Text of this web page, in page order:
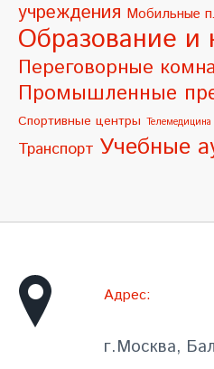
учреждения Мобильные
Образование и
Переговорные
Промышленные
Спортивные центры Телемедицина
Транспорт Учебные
Адрес:
г.Москва,